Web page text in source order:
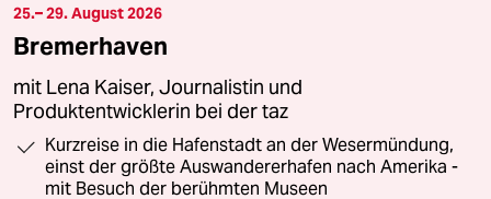
25.– 29. August 2026
Bremerhaven
mit Lena Kaiser, Journalistin und
Produktentwicklerin bei der taz
Kurzreise in die Hafenstadt an der Wesermündung,
einst der größte Auswandererhafen nach Amerika -
mit Besuch der berühmten Museen